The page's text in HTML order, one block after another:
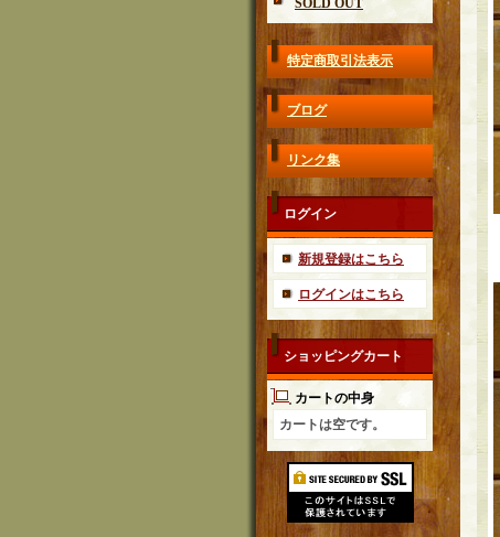
SOLD OUT
特定商取引法表示
ブログ
リンク集
ログイン
新規登録はこちら
ログインはこちら
ショッピングカート
カートの中身
カートは空です。